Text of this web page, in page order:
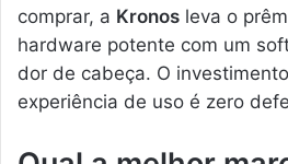
comprar, a Kronos leva o
hardware potente com um
dor de cabeça. O
experiência de uso é zero